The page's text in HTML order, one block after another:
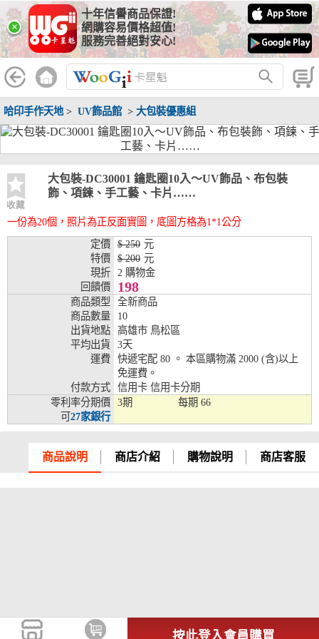
×
十年信譽商品保證!
網購容易價格超值!
服務完善絕對安心!
哈印手作天地> UV飾品館> 大包裝優惠組
收藏
大包裝-DC30001 鑰匙圈10入～UV飾品、布包裝
飾、項鍊、手工藝、卡片……
一份為20個，照片為正反面實圖，底圖方格為1*1公分
定價
$ 250 元
特價
$ 200 元
現折
2 購物金
回饋價
198
商品類型
全新商品
商品數量
10
出貨地點
高雄市 鳥松區
平均出貨
3天
運費
快遞宅配 80 。 本區購物滿 2000 (含)以上
免運費。
付款方式
信用卡 信用卡分期
零利率分期價
可27家銀行
3期 每期 66
商品說明 商店介紹 購物說明 商店客服
按此登入會員購買
線上分期銀行
WooGii 與 綠界 合作，『信用卡分期付款』 與 『信用卡零利率
分期付款』 的配合銀行如下：
分期期數 提供分期之銀行
兆豐銀行、合作金庫、第一銀行、華南銀行、
彰化銀行、上海銀行、富邦銀行、國泰世華、
台灣企銀、台中銀行、匯豐銀行、華泰銀行、
銀、元大銀行、永豐銀行、玉山銀行、凱基銀
行、星展銀行、台新銀行、安泰銀行、中國信
兆豐銀行、合作金庫、第一銀行、華南銀行、
彰化銀行、上海銀行、富邦銀行、國泰世華、
台灣企銀、台中銀行、匯豐銀行、華泰銀行、
臺灣新光銀行、陽信銀行、聯邦銀行、遠東商
銀、元大銀行、永豐銀行、玉山銀行、凱基銀
行、星展銀行、台新銀行、安泰銀行、中國信
託、台灣樂天、三信商銀
兆豐銀行、合作金庫、第一銀行、華南銀行、
彰化銀行、上海銀行、富邦銀行、國泰世華、
台灣企銀、台中銀行、匯豐銀行、華泰銀行、
臺灣新光銀行、陽信銀行、聯邦銀行、遠東商
銀、元大銀行、永豐銀行、玉山銀行、凱基銀
行、星展銀行、台新銀行、安泰銀行、中國信
託、台灣樂天、三信商銀
彰化銀行、上海銀行、富邦銀行、國泰世華、
台灣企銀、台中銀行、匯豐銀行、華泰銀行、